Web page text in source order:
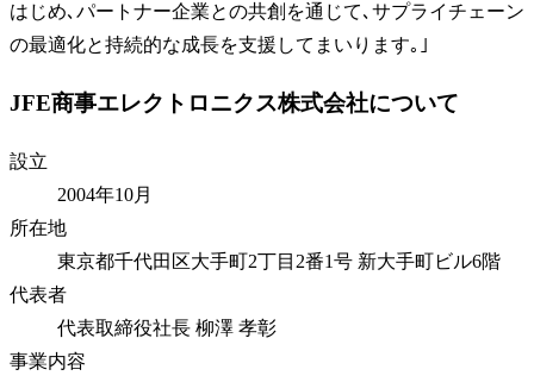
はじめ､パートナー企業との共創を通じて､サプライチェーン
の最適化と持続的な成長を支援してまいります｡｣
JFE商事エレクトロニクス株式会社について
設立
2004年10月
所在地
東京都千代田区大手町2丁目2番1号 新大手町ビル6階
代表者
代表取締役社長 柳澤 孝彰
事業内容